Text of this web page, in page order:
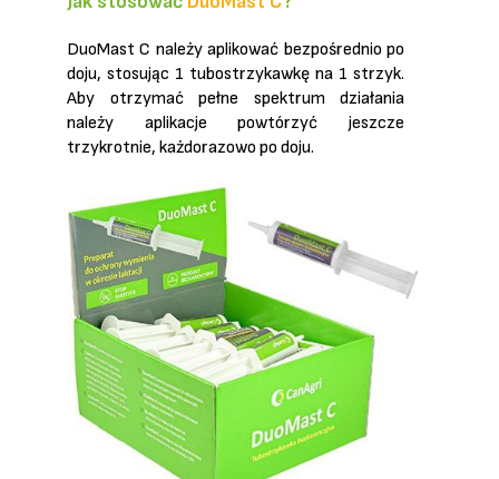
DuoMast C należy aplikować bezpośrednio po
doju, stosując 1 tubostrzykawkę na 1 strzyk.
Aby otrzymać pełne spektrum działania
należy aplikacje powtórzyć jeszcze
trzykrotnie, każdorazowo po doju.